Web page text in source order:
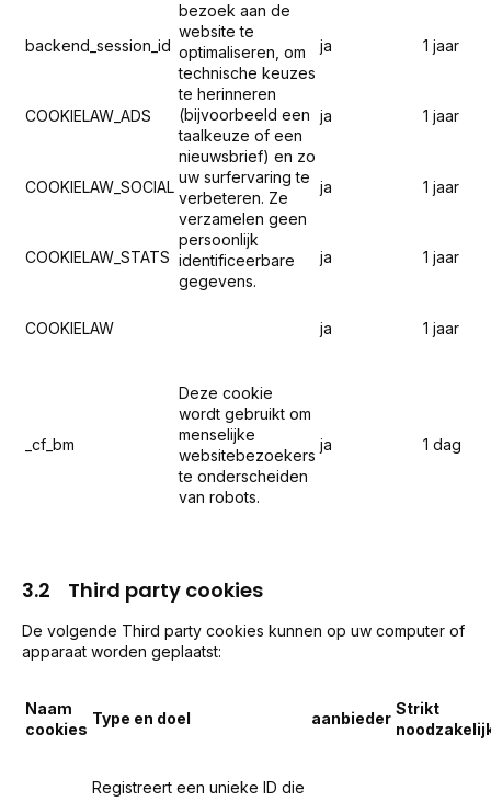
bezoek aan de
website te
optimaliseren, om
technische keuzes
te herinneren
(bijvoorbeeld een
taalkeuze of een
nieuwsbrief) en zo
uw surfervaring te
verbeteren. Ze
verzamelen geen
persoonlijk
identificeerbare
gegevens.
backend_session_id ja 1 jaar
COOKIELAW_ADS ja 1 jaar
COOKIELAW_SOCIAL ja 1 jaar
COOKIELAW_STATS ja 1 jaar
COOKIELAW ja 1 jaar
_cf_bm
Deze cookie
wordt gebruikt om
menselijke
websitebezoekers
te onderscheiden
van robots.
ja 1 dag
3.2 Third party cookies
De volgende Third party cookies kunnen op uw computer of
apparaat worden geplaatst:
Naam
cookies
Type en doel aanbieder
Strikt
Registreert een unieke ID die